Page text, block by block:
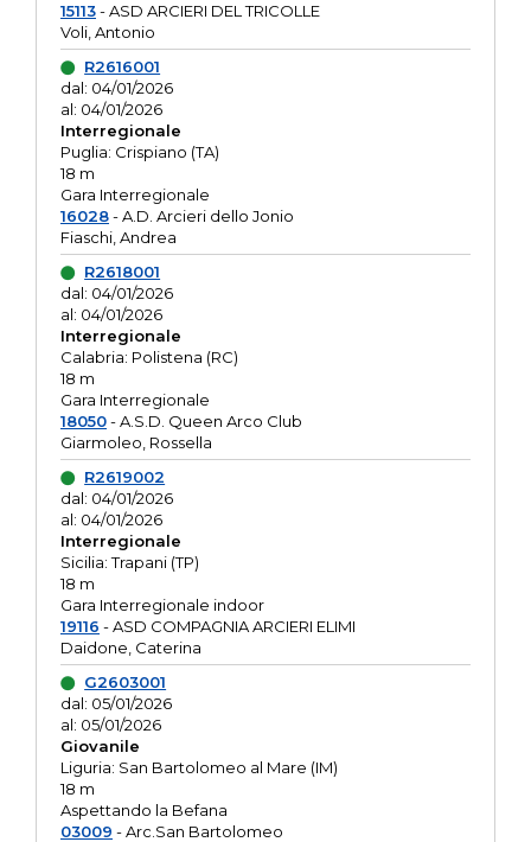
15113- ASD ARCIERI DEL TRICOLLE
Voli, Antonio
R2616001
dal: 04/01/2026
al: 04/01/2026
Interregionale
Puglia: Crispiano (TA)
18 m
Gara Interregionale
16028- A.D. Arcieri dello Jonio
Fiaschi, Andrea
R2618001
dal: 04/01/2026
al: 04/01/2026
Interregionale
Calabria: Polistena (RC)
18 m
Gara Interregionale
18050- A.S.D. Queen Arco Club
Giarmoleo, Rossella
R2619002
dal: 04/01/2026
al: 04/01/2026
Interregionale
Sicilia: Trapani (TP)
18 m
Gara Interregionale indoor
19116 - ASD COMPAGNIA ARCIERI ELIMI
Daidone, Caterina
G2603001
dal: 05/01/2026
al: 05/01/2026
Giovanile
Liguria: San Bartolomeo al Mare (IM)
18 m
Aspettando la Befana
03009 - Arc.San Bartolomeo